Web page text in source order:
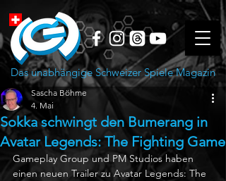
Das unabhängige Schweizer Spiele Magazin
Sokka schwingt den Bumerang in
Avatar Legends: The Fighting Game
Sascha Böhme
4. Mai
Gameplay Group und PM Studios haben
einen neuen Trailer zu Avatar Legends: The